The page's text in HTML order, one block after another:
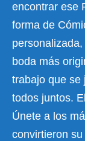
encontrar ese
forma de
boda más
trabajo que se
todos juntos.
Únete a los
convirtieron